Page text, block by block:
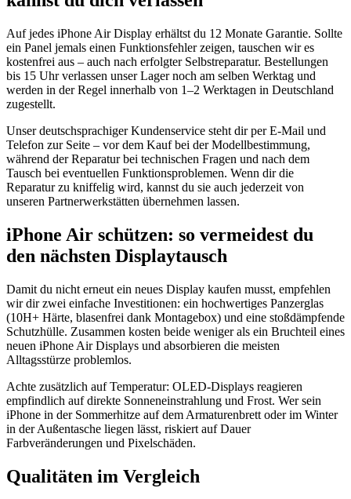
Auf jedes iPhone Air Display erhältst du 12 Monate Garantie. Sollte
ein Panel jemals einen Funktionsfehler zeigen, tauschen wir es
kostenfrei aus – auch nach erfolgter Selbstreparatur. Bestellungen
bis 15 Uhr verlassen unser Lager noch am selben Werktag und
werden in der Regel innerhalb von 1–2 Werktagen in Deutschland
zugestellt.
Unser deutschsprachiger Kundenservice steht dir per E-Mail und
Telefon zur Seite – vor dem Kauf bei der Modellbestimmung,
während der Reparatur bei technischen Fragen und nach dem
Tausch bei eventuellen Funktionsproblemen. Wenn dir die
Reparatur zu kniffelig wird, kannst du sie auch jederzeit von
unseren Partnerwerkstätten übernehmen lassen.
iPhone Air schützen: so vermeidest du
den nächsten Displaytausch
Damit du nicht erneut ein neues Display kaufen musst, empfehlen
wir dir zwei einfache Investitionen: ein hochwertiges Panzerglas
(10H+ Härte, blasenfrei dank Montagebox) und eine stoßdämpfende
Schutzhülle. Zusammen kosten beide weniger als ein Bruchteil eines
neuen iPhone Air Displays und absorbieren die meisten
Alltagsstürze problemlos.
Achte zusätzlich auf Temperatur: OLED-Displays reagieren
empfindlich auf direkte Sonneneinstrahlung und Frost. Wer sein
iPhone in der Sommerhitze auf dem Armaturenbrett oder im Winter
in der Außentasche liegen lässt, riskiert auf Dauer
Farbveränderungen und Pixelschäden.
Qualitäten im Vergleich